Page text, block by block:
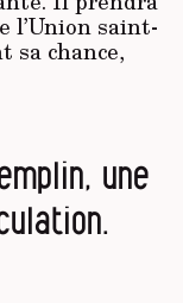
l’Union saint-
sa chance,
une